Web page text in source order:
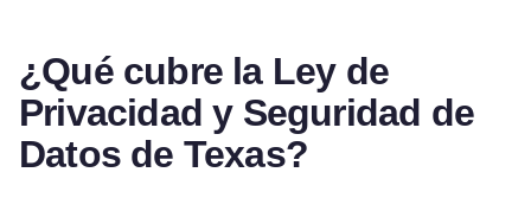
¿Qué cubre la Ley de
Privacidad y Seguridad de
Datos de Texas?